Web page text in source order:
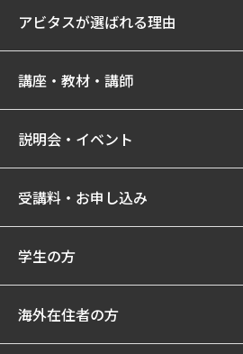
アビタスが選ばれる理由
講座・教材・講師
説明会・イベント
受講料・お申し込み
学生の方
海外在住者の方